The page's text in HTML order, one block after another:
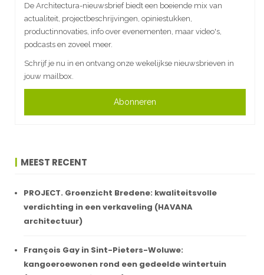
De Architectura-nieuwsbrief biedt een boeiende mix van
actualiteit, projectbeschrijvingen, opiniestukken,
productinnovaties, info over evenementen, maar video's,
podcasts en zoveel meer.
Schrijf je nu in en ontvang onze wekelijkse nieuwsbrieven in
jouw mailbox.
Abonneren
MEEST RECENT
PROJECT. Groenzicht Bredene: kwaliteitsvolle
verdichting in een verkaveling (HAVANA
architectuur)
François Gay in Sint-Pieters-Woluwe:
kangoeroewonen rond een gedeelde wintertuin